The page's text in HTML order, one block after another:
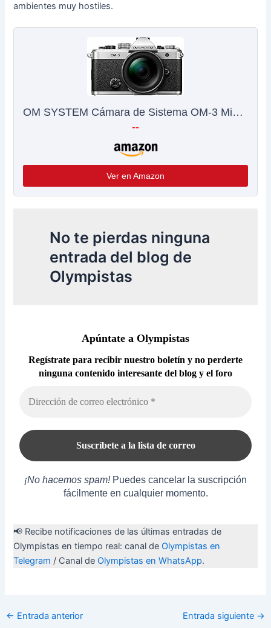
ambientes muy hostiles.
OM SYSTEM Cámara de Sistema OM-3 Micro Cuatro Tercios, Sensor apilado BSI de 20 MP, estabilización de Imagen de 5 Ejes, Plateada con Objetivo M Zuiko Digital 12-45 mm, f4.0 Pro
--
Ver en Amazon
No te pierdas ninguna
entrada del blog de
Olympistas
Apúntate a Olympistas
Regístrate para recibir nuestro boletín y no perderte
ninguna contenido interesante del blog y el foro
¡No hacemos spam! Puedes cancelar la suscripción
fácilmente en cualquier momento.
📢 Recibe notificaciones de las últimas entradas de
Olympistas en tiempo real: canal de Olympistas en
Telegram / Canal de Olympistas en WhatsApp.
Navegación
← Entrada anterior Entrada siguiente →